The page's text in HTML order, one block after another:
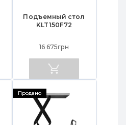
Подъемный стол
KLT150F72
16 675грн
Продано